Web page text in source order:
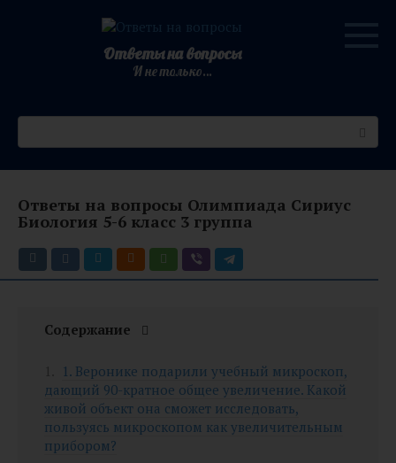
Ответы на вопросы
И не только…
Ответы на вопросы Олимпиада Сириус
Биология 5-6 класс 3 группа
Содержание
1. Веронике подарили учебный микроскоп,
дающий 90-кратное общее увеличение. Какой
живой объект она сможет исследовать,
пользуясь микроскопом как увеличительным
прибором?